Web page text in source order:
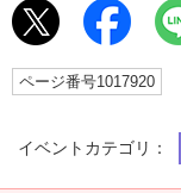
ページ番号1017920
イベントカテゴリ：